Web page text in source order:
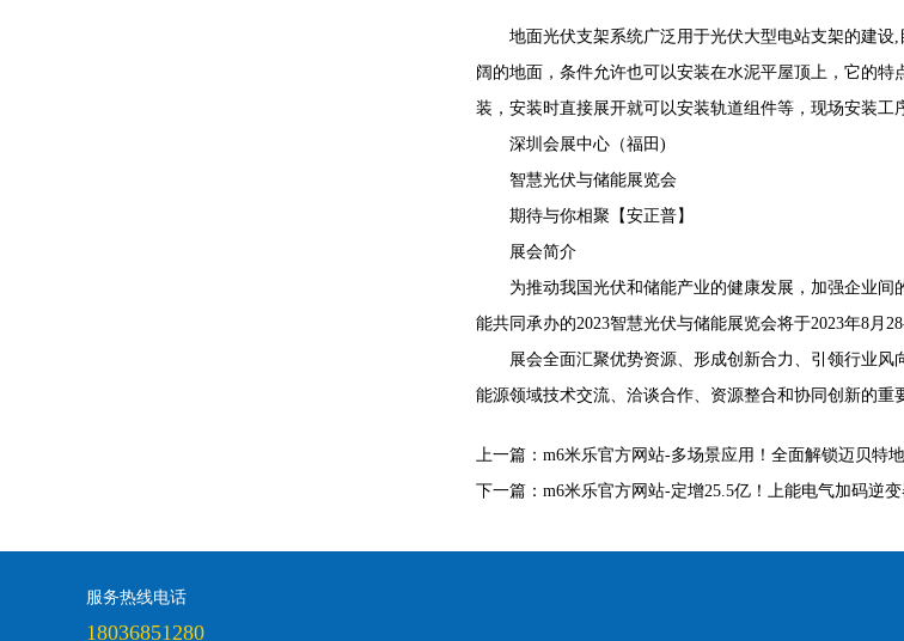
地面光伏支架系统广泛用于光伏大型电站支架的建
阔的地面，条件允许也可以安装在水泥平屋顶上，它的
装，安装时直接展开就可以安装轨道组件等，现场安装工
深圳会展中心（福田)
智慧光伏与储能展览会
期待与你相聚【安正普】
展会简介
为推动我国光伏和储能产业的健康发展，加强企业
能共同承办的2023智慧光伏与储能展览会将于2023年8月
展会全面汇聚优势资源、形成创新合力、引领行业
能源领域技术交流、洽谈合作、资源整合和协同创新的重
上一篇： m6米乐官方网站-多场景应用！全面解锁迈贝特
下一篇： m6米乐官方网站-定增25.5亿！上能电气加码逆
服务热线电话
18036851280